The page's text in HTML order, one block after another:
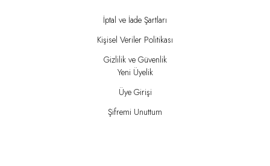
İptal ve İade Şartları
Kişisel Veriler Politikası
Gizlilik ve Güvenlik
Yeni Üyelik
Üye Girişi
Şifremi Unuttum